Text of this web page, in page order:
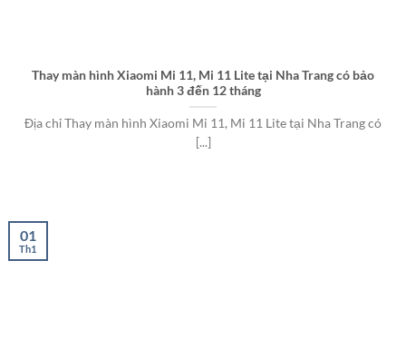
Thay màn hình Xiaomi Mi 11, Mi 11 Lite tại Nha Trang có bảo
hành 3 đến 12 tháng
Địa chỉ Thay màn hình Xiaomi Mi 11, Mi 11 Lite tại Nha Trang có
[...]
01
Th1